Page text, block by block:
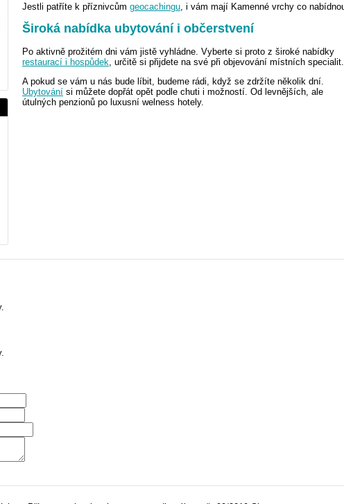
Jestli patříte k příznivcům geocachingu , i vám mají Kamenné vrchy co
Široká nabídka ubytování i občerstvení
Po aktivně prožitém dni vám jistě vyhládne. Vyberte si proto z široké nabídky
restaurací i hospůdek, určitě si přijdete na své při objevování místních specialit.
A pokud se vám u nás bude líbit, budeme rádi, když se zdržíte několik dní.
Ubytování si můžete dopřát opět podle chuti i možností. Od levnějších, ale
útulných penzionů po luxusní welness hotely.